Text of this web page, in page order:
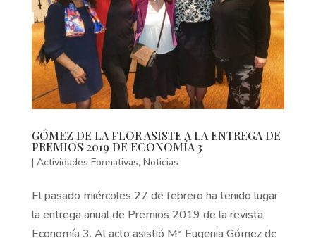
GÓMEZ DE LA FLOR ASISTE A LA ENTREGA DE
PREMIOS 2019 DE ECONOMÍA 3
| Actividades Formativas, Noticias
El pasado miércoles 27 de febrero ha tenido lugar
la entrega anual de Premios 2019 de la revista
Economía 3. Al acto asistió Mª Eugenia Gómez de